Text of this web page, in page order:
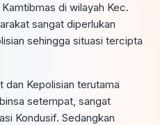
di wilayah Kec.
sangat diperlukan
sehingga situasi tercipta
dan Kepolisian terutama
setempat, sangat
Kondusif. Sedangkan